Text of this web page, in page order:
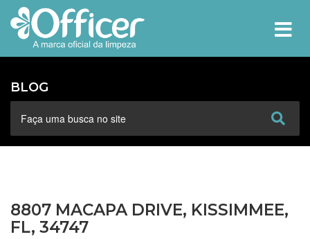
BLOG
8807 MACAPA DRIVE, KISSIMMEE,
FL, 34747